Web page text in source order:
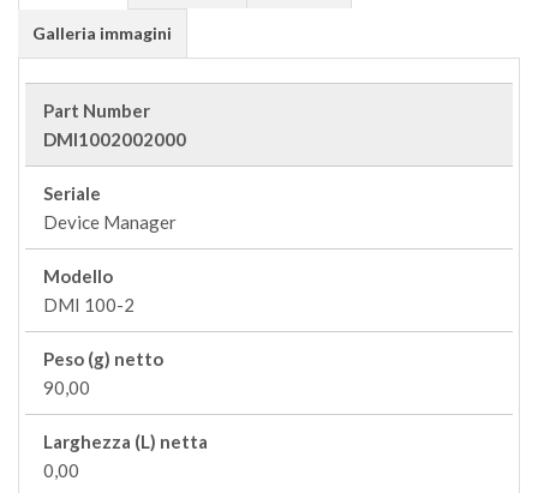
Galleria immagini
Part Number
DMI1002002000
Seriale
Device Manager
Modello
DMI 100-2
Peso (g) netto
90,00
Larghezza (L) netta
0,00